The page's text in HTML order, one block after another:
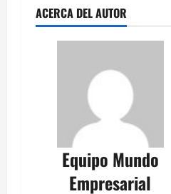
ACERCA DEL AUTOR
Equipo Mundo
Empresarial